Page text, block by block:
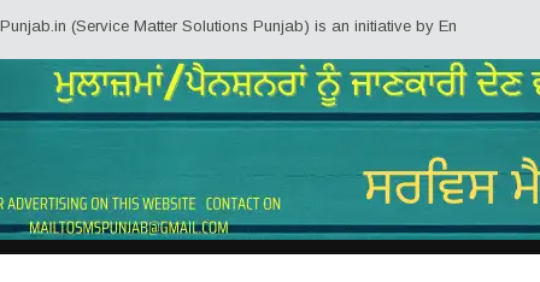
(Service Matter Solutions Punjab) is an initiative by Employees/